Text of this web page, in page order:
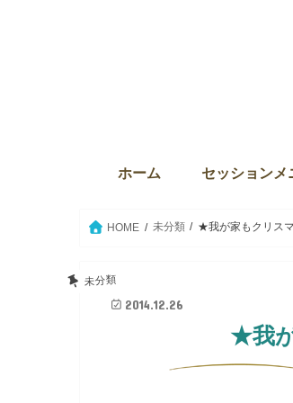
ホーム セッションメ
HOME 未分類 ★我が家もクリス
未分類
2014.12.26
★我